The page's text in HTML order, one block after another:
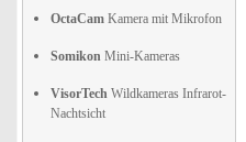
OctaCam Kamera mit Mikrofon
Somikon Mini-Kameras
VisorTech Wildkameras Infrarot-
Nachtsicht